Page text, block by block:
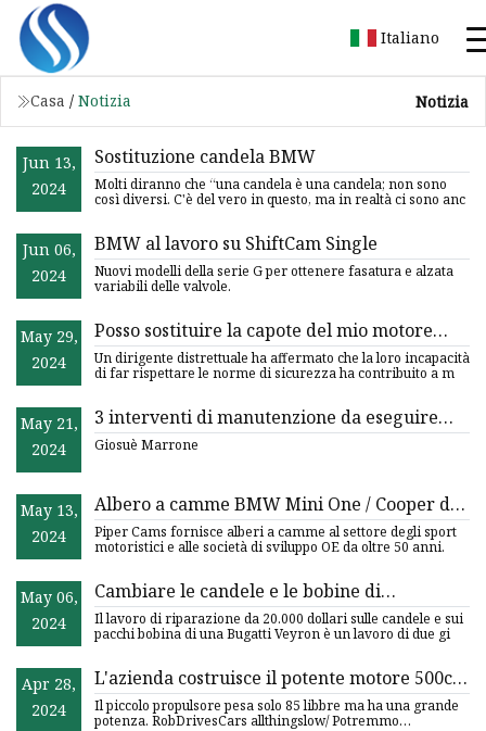
Italiano
Casa / Notizia Notizia
Jun 13,
2024
Sostituzione candela BMW
Molti diranno che “una candela è una candela; non sono
così diversi. C'è del vero in questo, ma in realtà ci sono anc
Jun 06,
2024
BMW al lavoro su ShiftCam Single
Nuovi modelli della serie G per ottenere fasatura e alzata
variabili delle valvole.
May 29,
2024
Posso sostituire la capote del mio motore
BMW che perde olio?
Un dirigente distrettuale ha affermato che la loro incapacità
di far rispettare le norme di sicurezza ha contribuito a m
May 21,
2024
3 interventi di manutenzione da eseguire
dopo aver acquistato un'auto usata
Giosuè Marrone
May 13,
2024
Albero a camme BMW Mini One / Cooper di
Piper Cams
Piper Cams fornisce alberi a camme al settore degli sport
motoristici e alle società di sviluppo OE da oltre 50 anni.
May 06,
2024
Cambiare le candele e le bobine di
accensione di una Bugatti Veyron costa oltre
$ 20.000
Il lavoro di riparazione da 20.000 dollari sulle candele e sui
pacchi bobina di una Bugatti Veyron è un lavoro di due gi
Apr 28,
2024
L'azienda costruisce il potente motore 500cc
'One
Il piccolo propulsore pesa solo 85 libbre ma ha una grande
potenza. RobDrivesCars allthingslow/ Potremmo